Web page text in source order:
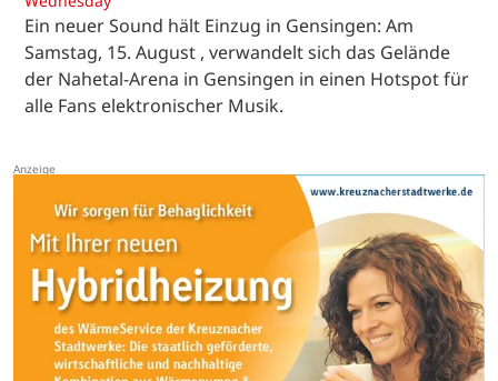
Ein neuer Sound hält Einzug in Gensingen: Am
Samstag, 15. August , verwandelt sich das Gelände
der Nahetal-Arena in Gensingen in einen Hotspot für
alle Fans elektronischer Musik.